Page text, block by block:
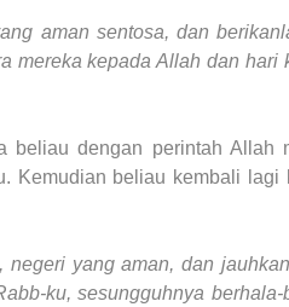
aman sentosa, dan
mereka kepada Allah dan hari
beliau dengan perintah Allah
Kemudian beliau kembali
yang aman, dan
ku, sesungguhnya